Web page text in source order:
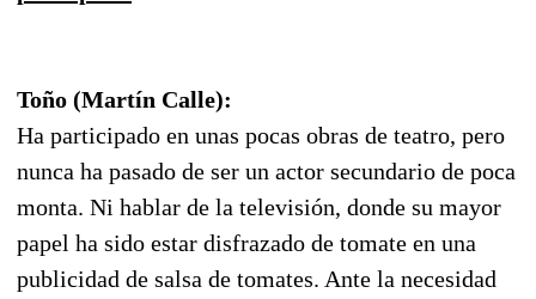
Toño (Martín Calle):
Ha participado en unas pocas obras de teatro, pero
nunca ha pasado de ser un actor secundario de poca
monta. Ni hablar de la televisión, donde su mayor
papel ha sido estar disfrazado de tomate en una
publicidad de salsa de tomates. Ante la necesidad